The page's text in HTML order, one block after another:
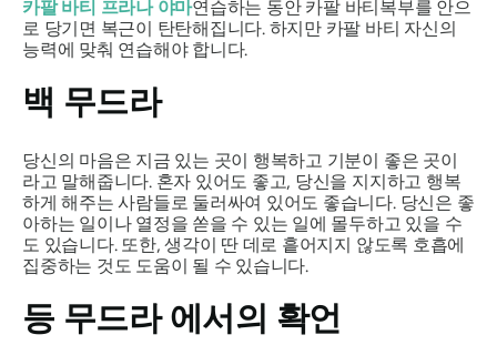
카팔 바티 프라나 야마연습하는 동안 카팔 바티 복부를 안으
로 당기면 복근이 탄탄해집니다. 하지만 카팔 바티 자신의
능력에 맞춰 연습해야 합니다.
백 무드라
당신의 마음은 지금 있는 곳이 행복하고 기분이 좋은 곳이
라고 말해줍니다. 혼자 있어도 좋고, 당신을 지지하고 행복
하게 해주는 사람들로 둘러싸여 있어도 좋습니다. 당신은 좋
아하는 일이나 열정을 쏟을 수 있는 일에 몰두하고 있을 수
도 있습니다. 또한, 생각이 딴 데로 흩어지지 않도록 호흡에
집중하는 것도 도움이 될 수 있습니다.
등 무드라에서의 확언